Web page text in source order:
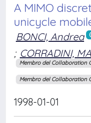
A MIMO
unicycle
BONCI, Andrea
; CORRADINI,
Membro del Collaboration
Membro del Collaboration
1998-01-01